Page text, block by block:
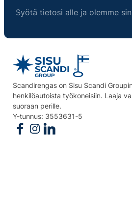
Syötä tietosi alle ja olemme
Scandirengas on Sisu Scandi
henkilöautoista työkoneisiin. Laaja
suoraan perille.
Y-tunnus: 3553631-5
Follow us on Facebook
Follow us on Instagram
Follow us on Linkedin